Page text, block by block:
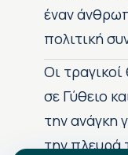
έναν
πολιτική
Οι
σε Γύθειο
την ανάγκη
την πλευρά